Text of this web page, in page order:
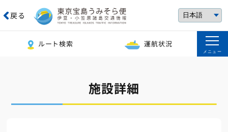
戻る
ルート検索 運航状況
メニュー
施設詳細